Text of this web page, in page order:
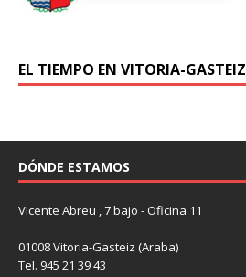
EL TIEMPO EN VITORIA-GASTEIZ
DÓNDE ESTAMOS
Vicente Abreu , 7 bajo - Oficina 11
01008 Vitoria-Gasteiz (Araba)
Tel. 945 21 39 43